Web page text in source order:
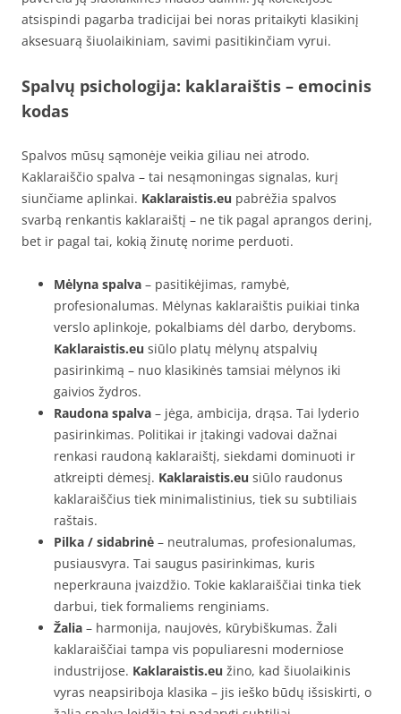
atsispindi pagarba tradicijai bei noras pritaikyti klasikinį
aksesuarą šiuolaikiniam, savimi pasitikinčiam vyrui.
Spalvų psichologija: kaklaraištis – emocinis
kodas
Spalvos mūsų sąmonėje veikia giliau nei atrodo.
Kaklaraiščio spalva – tai nesąmoningas signalas, kurį
siunčiame aplinkai. Kaklaraistis.eu pabrėžia spalvos
svarbą renkantis kaklaraištį – ne tik pagal aprangos derinį,
bet ir pagal tai, kokią žinutę norime perduoti.
Mėlyna spalva – pasitikėjimas, ramybė,
profesionalumas. Mėlynas kaklaraištis puikiai tinka
verslo aplinkoje, pokalbiams dėl darbo, deryboms.
Kaklaraistis.eu siūlo platų mėlynų atspalvių
pasirinkimą – nuo klasikinės tamsiai mėlynos iki
gaivios žydros.
Raudona spalva – jėga, ambicija, drąsa. Tai lyderio
pasirinkimas. Politikai ir įtakingi vadovai dažnai
renkasi raudoną kaklaraištį, siekdami dominuoti ir
atkreipti dėmesį. Kaklaraistis.eu siūlo raudonus
kaklaraiščius tiek minimalistinius, tiek su subtiliais
raštais.
Pilka / sidabrinė – neutralumas, profesionalumas,
pusiausvyra. Tai saugus pasirinkimas, kuris
neperkrauna įvaizdžio. Tokie kaklaraiščiai tinka tiek
darbui, tiek formaliems renginiams.
Žalia – harmonija, naujovės, kūrybiškumas. Žali
kaklaraiščiai tampa vis populiaresni moderniose
industrijose. Kaklaraistis.eu žino, kad šiuolaikinis
vyras neapsiriboja klasika – jis ieško būdų išsiskirti, o